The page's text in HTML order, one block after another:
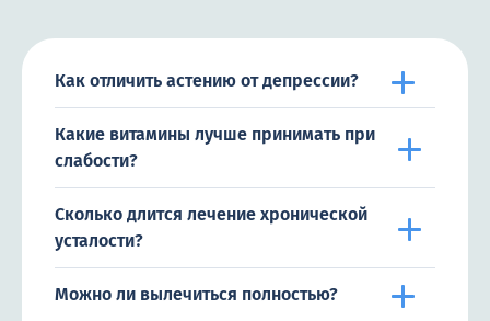
Как отличить астению от депрессии?
Какие витамины лучше принимать при
слабости?
Сколько длится лечение хронической
усталости?
Можно ли вылечиться полностью?